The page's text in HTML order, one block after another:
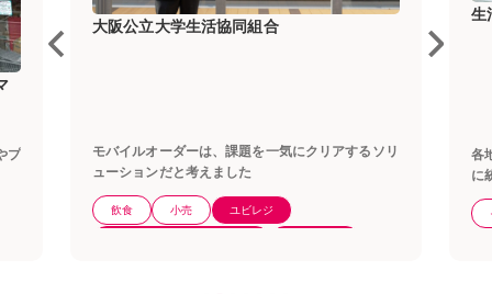
リ
生活協同組合連合会大学生協事業連合
各地区でバラバラだったレジをタブレットPOSレジ
に統一。大学生協が挑んだ3000台のレジ刷新プロ
ジェクトの舞台裏
その他サービス ユビレジ
豊
初
ム